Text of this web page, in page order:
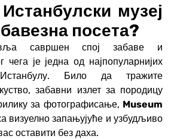
музеј
посета?
савршен спој забаве и
чега је једна од најпопуларнијих
Било да тражите
забавни излет за породицу
за фотографисање, Museum
визуелно запањујуће и узбудљиво
оставити без даха.